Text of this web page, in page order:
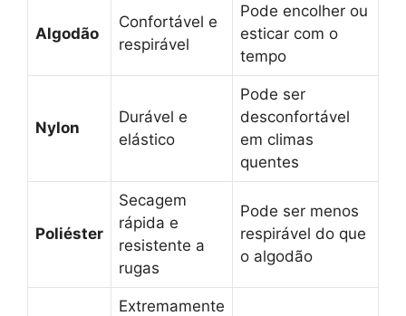
Algodão
Confortável e
respirável
Pode encolher ou
esticar com o
tempo
Nylon
Durável e
elástico
Pode ser
desconfortável
em climas
quentes
Poliéster
Secagem
rápida e
resistente a
rugas
Pode ser menos
respirável do que
o algodão
Extremamente